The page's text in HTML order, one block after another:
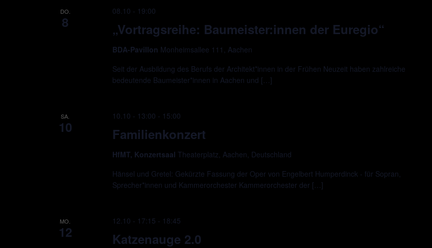
DO.
8 „Vortragsreihe: Baumeister:innen der Euregio“
08.10 - 19:00
BDA-Pavillon Monheimsallee 111, Aachen
Seit der Ausbildung des Berufs der Architekt*innen in der Frühen Neuzeit haben zahlreiche
bedeutende Baumeister*innen in Aachen und […]
SA.
10 Familienkonzert
10.10 - 13:00 - 15:00
HfMT, Konzertsaal Theaterplatz, Aachen, Deutschland
Hänsel und Gretel: Gekürzte Fassung der Oper von Engelbert Humperdinck - für Sopran,
Sprecher*innen und Kammerorchester Kammerorchester der […]
MO.
12 Katzenauge 2.0
12.10 - 17:15 - 18:45